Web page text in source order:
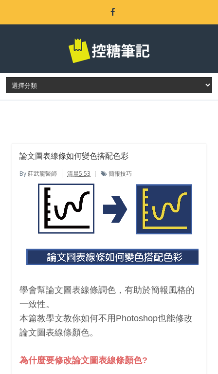
LATEST POST
論文圖表線條如何變色搭配色彩
By莊武龍醫師 清晨5:53 簡報技巧
學會幫論文圖表線條調色，有助於簡報風格的
一致性。
本篇教學文教你如何不用Photoshop也能修改
論文圖表線條顏色。
為什麼要修改論文圖表線條顏色?